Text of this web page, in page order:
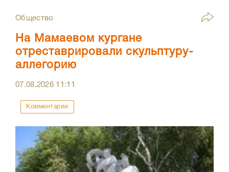
Общество
На Мамаевом кургане
отреставрировали скульптуру-
аллегорию
07.08.2026 11:11
Комментарии